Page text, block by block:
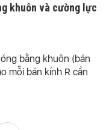
khuôn và cường lực
bằng khuôn (bán
mỗi bán kính R cần